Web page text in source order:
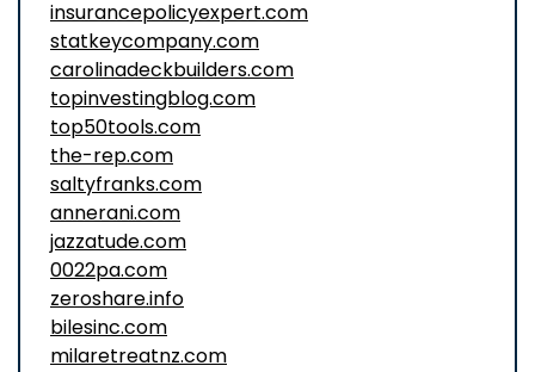
insurancepolicyexpert.com
statkeycompany.com
carolinadeckbuilders.com
topinvestingblog.com
top50tools.com
the-rep.com
saltyfranks.com
annerani.com
jazzatude.com
0022pa.com
zeroshare.info
bilesinc.com
milaretreatnz.com